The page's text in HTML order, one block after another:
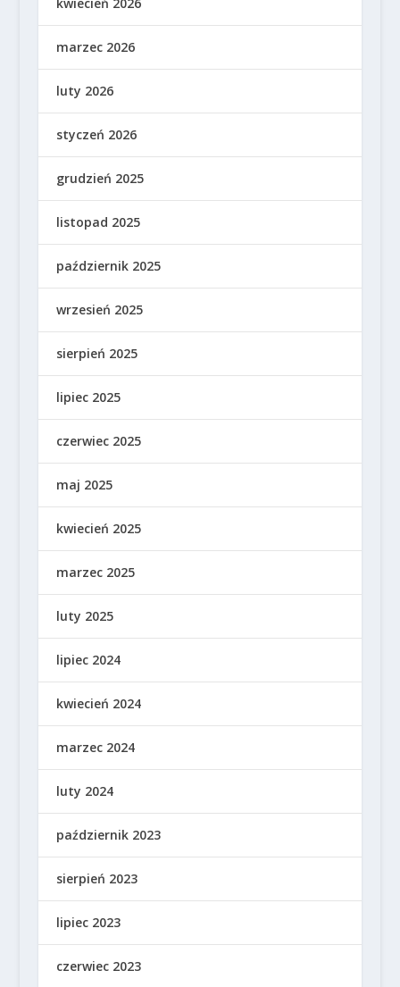
marzec 2026
luty 2026
styczeń 2026
grudzień 2025
listopad 2025
październik 2025
wrzesień 2025
sierpień 2025
lipiec 2025
czerwiec 2025
maj 2025
kwiecień 2025
marzec 2025
luty 2025
lipiec 2024
kwiecień 2024
marzec 2024
luty 2024
październik 2023
sierpień 2023
lipiec 2023
czerwiec 2023